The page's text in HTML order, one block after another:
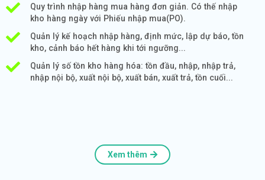
Quy trình nhập hàng mua hàng đơn giản. Có thế nhập
kho hàng ngày với Phiếu nhập mua(PO).
Quản lý kế hoạch nhập hàng, định mức, lập dự báo, tồn
kho, cảnh báo hết hàng khi tới ngưỡng...
Quản lý số tồn kho hàng hóa: tồn đầu, nhập, nhập trả,
nhập nội bộ, xuất nội bộ, xuất bán, xuất trả, tồn cuối...
Xem thêm